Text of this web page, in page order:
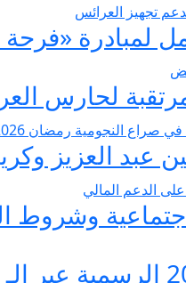
لحارس
العزيز